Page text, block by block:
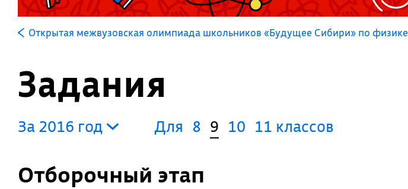
Открытая межвузовская олимпиада школьников «Будущее Сибири» по физике
Задания
За 2016 год Для 8 9 10 11 классов
Отборочный этап